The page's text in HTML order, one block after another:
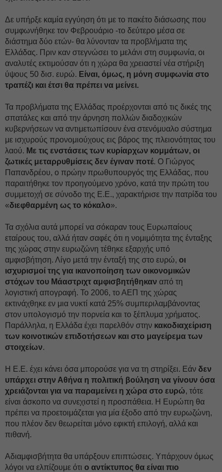
Δε υπήρξε καμία εγγύηση ότι με το πακέτο διάσωσης που
συμφωνήθηκε τον Φεβρουάριο -το δεύτερο μέσα σε
διάστημα δύο ετών- θα λύνονταν τα προβλήματα της
Ελλάδας. Πριν καν στεγνώσει το μελάνι στη συμφωνία, οι
αναλυτές εκτιμούσαν ότι η χώρα θα χρειαστεί νέα στήριξη
ύψους 50 δισ. ευρώ. Είναι, όμως, η μόνη συμφωνία στο
τραπέζι και έτσι θα πρέπει να μείνει.
Τα προβλήματα της Ελλάδας προέρχονται από τις δικές της
σπατάλες και από την άρνηση πολλών διαδοχικών
κυβερνήσεων να αντιμετωπίσουν ένα στενόμυαλο σύστημα
με ισχυρούς προνομιούχους εις βάρος της πλειονότητας του
λαού. Με τις ενστάσεις των κυρίαρχων κομμάτων, οι
ζωτικές μεταρρυθμίσεις δεν έγιναν ποτέ. Ο Γιώργος
Παπανδρέου, ο πρώην πρωθυπουργός της Ελλάδας, που
παραιτήθηκε τον προηγούμενο χρόνο, κατά την πρώτη του
συμμετοχή σε σύνοδο της Ε.Ε., χαρακτήρισε την πατρίδα του
«διεφθαρμένη ως το κόκαλο».
Τα σχόλια αυτά μπορεί να σόκαραν τους Ευρωπαίους
εταίρους του, αλλά ήταν σαφές ότι η νομιμότητα της ένταξης
της χώρας στην ευρωζώνη τέθηκε εξαρχής υπό
αμφισβήτηση. Λίγο μετά την ένταξή της στο ευρώ, οι
ισχυρισμοί της για ικανοποίηση των οικονομικών
στόχων του Μάαστριχτ αμφισβητήθηκαν από τη
λογιστική απογραφή. Το 2006, το ΑΕΠ της χώρας
εκτινάχθηκε εν μια νυκτί κατά 25% συμπεριλαμβάνοντας
στον υπολογισμό την πορνεία και το ξέπλυμα χρήματος.
Παράλληλα, η Ελλάδα έχει παρελθόν στην κακοδιαχείριση
των κοινοτικών επιδοτήσεων και στο μαγείρεμα των
στοιχείων.
Η Ε.Ε. έχει κάνει όσα μπορούσε για να τη στηρίξει. Εάν δεν
υπάρχει στην Αθήνα η πολιτική βούληση να γίνουν όσα
χρειάζονται για να παραμείνει η χώρα στο ευρώ, τότε
είναι άσκοπο να συνεχιστεί η προσπάθεια. Η Ευρώπη θα
πρέπει να προετοιμάζεται για μία έξοδο από την ευρωζώνη,
που πλέον δεν θεωρείται μόνο εφικτή επιλογή, αλλά και
πιθανή.
Αδιαμφισβήτητα θα υπάρξουν επιπτώσεις. Υπάρχουν όμως
λόγοι να ελπίζουμε ότι ο αντίκτυπος θα είναι πιο